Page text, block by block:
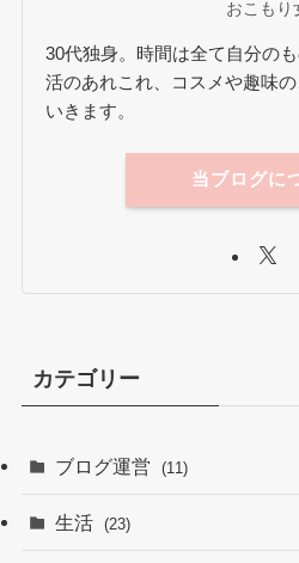
おこもり
30代独身。時間は全て自分の
活のあれこれ、コスメや趣味
いきます。
当ブログに
カテゴリー
ブログ運営 (11)
生活 (23)